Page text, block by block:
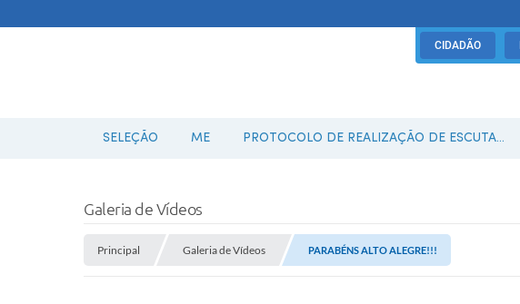
CIDADÃO
SELEÇÃO ME PROTOCOLO DE REALIZAÇÃO DE ESCUTA...
Galeria de Vídeos
Principal Galeria de Vídeos PARABÉNS ALTO ALEGRE!!!